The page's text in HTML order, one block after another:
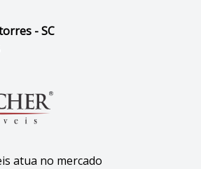
- SC
atua no mercado